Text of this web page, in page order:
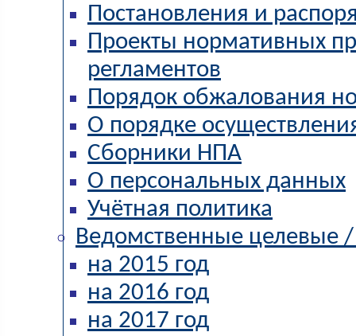
Постановления и
Проекты нормативных
регламентов
Порядок обжалования
О порядке
Сборники НПА
О персональных данных
Учётная политика
Ведомственные
на 2015 год
на 2016 год
на 2017 год